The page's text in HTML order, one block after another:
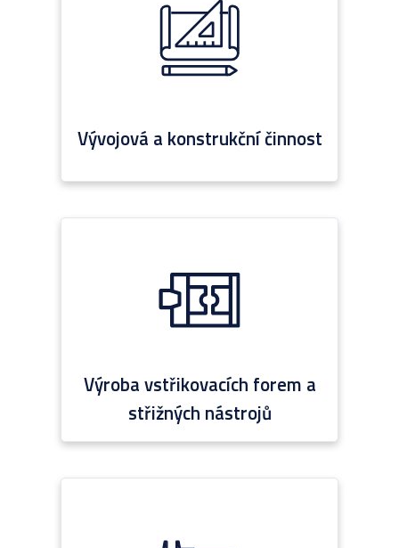
Vývojová a konstrukční činnost
Výroba vstřikovacích forem a
střižných nástrojů